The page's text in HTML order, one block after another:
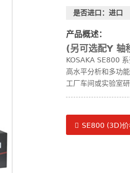
是否进口：进口
产品概述：
(另可选配Y 轴
KOSAKA SE800
高水平分析和多功
工厂车间或实验室
SE800 (3D)价